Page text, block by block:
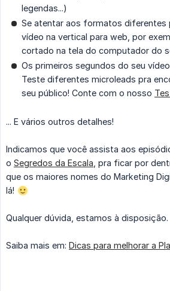
legendas...)
Se atentar aos formatos diferentes
vídeo na vertical para web, por
cortado na tela do computador do
Os primeiros segundos do seu
Teste diferentes microleads pra
seu público! Conte com o nosso
... E vários outros detalhes!
Indicamos que você assista aos
o Segredos da Escala , pra ficar por
que os maiores nomes do Marketing
lá!
Qualquer dúvida, estamos à disposição.
Saiba mais em: Dicas para melhorar a